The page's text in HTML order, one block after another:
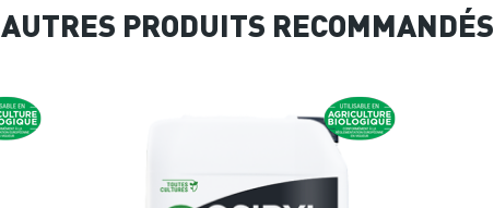
AUTRES PRODUITS RECOMMANDÉS